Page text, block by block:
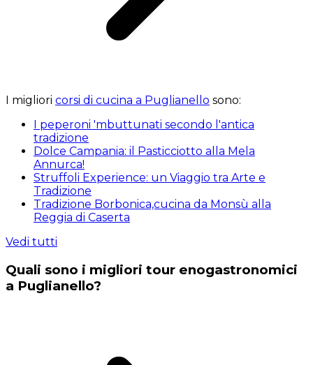
I migliori corsi di cucina a Puglianello sono:
I peperoni 'mbuttunati secondo l'antica
tradizione
Dolce Campania: il Pasticciotto alla Mela
Annurca!
Struffoli Experience: un Viaggio tra Arte e
Tradizione
Tradizione Borbonica,cucina da Monsù alla
Reggia di Caserta
Vedi tutti
Quali sono i migliori tour enogastronomici
a Puglianello?